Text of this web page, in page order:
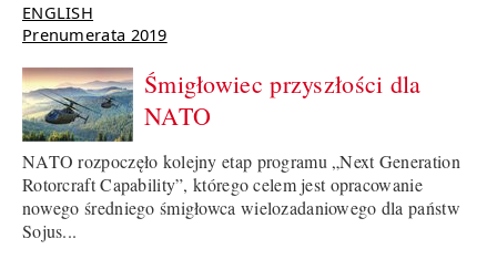
ENGLISH
Prenumerata 2019
Śmigłowiec przyszłości dla
NATO
NATO rozpoczęło kolejny etap programu „Next Generation
Rotorcraft Capability”, którego celem jest opracowanie
nowego średniego śmigłowca wielozadaniowego dla państw
Sojus...